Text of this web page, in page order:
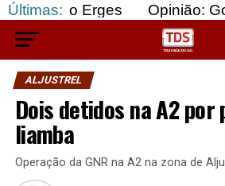
Últimas:
Erges Opinião: Gozar com
ALJUSTREL
Dois detidos na A2 por
liamba
Operação da GNR na A2 na zona de